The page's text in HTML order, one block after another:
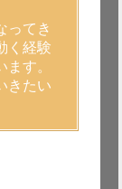
ってき
く経験
す。
きたい